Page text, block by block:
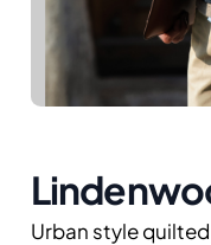
Urban style